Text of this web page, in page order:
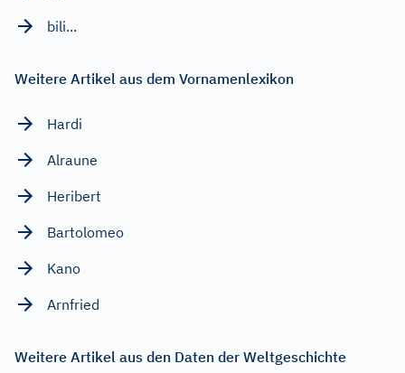
bili...
Weitere Artikel aus dem Vornamenlexikon
Hardi
Alraune
Heribert
Bartolomeo
Kano
Arnfried
Weitere Artikel aus den Daten der Weltgeschichte